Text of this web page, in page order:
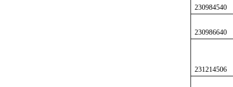
230984540
230986640
231214506